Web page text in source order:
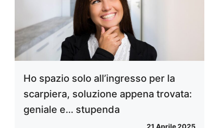
Ho spazio solo all’ingresso per la
scarpiera, soluzione appena trovata:
geniale e… stupenda